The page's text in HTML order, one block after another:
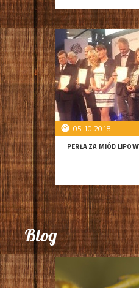
05.10.2018
PERŁA ZA MIÓD
Blog